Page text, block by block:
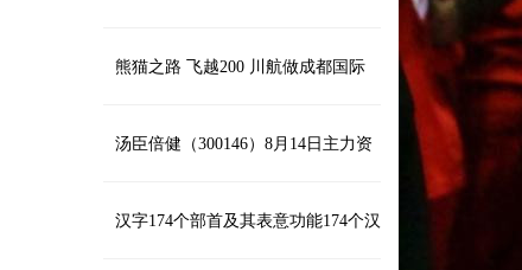
么办？
熊猫之路 飞越200 川航做成都国际
航空枢纽主力军
汤臣倍健（300146）8月14日主力资
金净卖出1596.47万元
汉字174个部首及其表意功能174个汉